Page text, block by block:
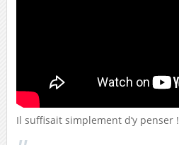
Il suffisait simplement d’y penser !